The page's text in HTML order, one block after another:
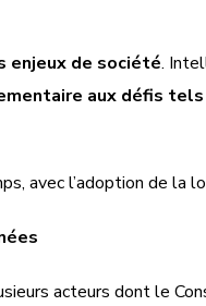
enjeux de société.
aux défis
avec l’adoption de
acteurs dont le